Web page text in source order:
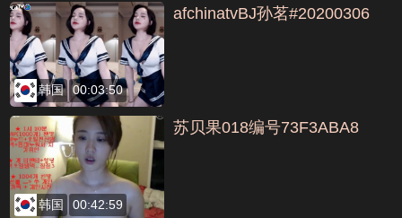
韩国 00:03:50
afchinatvBJ孙茗#20200306
韩国 00:42:59
苏贝果018编号73F3ABA8